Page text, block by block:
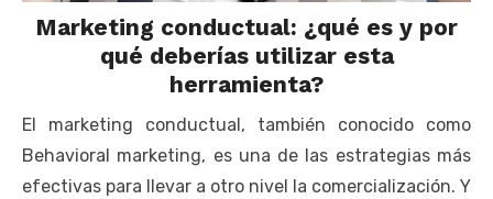
Marketing conductual: ¿qué es y por
qué deberías utilizar esta
herramienta?
El marketing conductual, también conocido como
Behavioral marketing, es una de las estrategias más
efectivas para llevar a otro nivel la comercialización. Y